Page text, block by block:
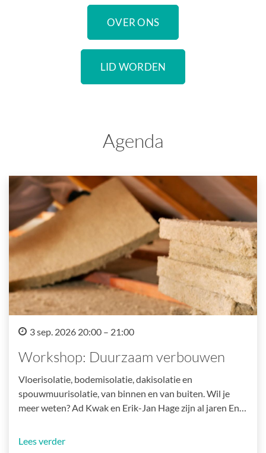
OVER ONS
LID WORDEN
Agenda
3 sep. 2026 20:00 – 21:00
Workshop: Duurzaam verbouwen
Vloerisolatie, bodemisolatie, dakisolatie en
spouwmuurisolatie, van binnen en van buiten. Wil je
meer weten? Ad Kwak en Erik-Jan Hage zijn al jaren En…
Lees verder